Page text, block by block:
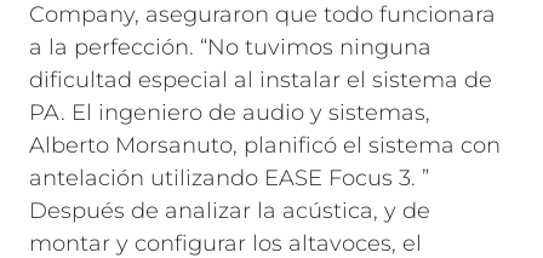
Company, aseguraron que todo funcionara
a la perfección. “No tuvimos ninguna
dificultad especial al instalar el sistema de
PA. El ingeniero de audio y sistemas,
Alberto Morsanuto, planificó el sistema con
antelación utilizando EASE Focus 3. ”
Después de analizar la acústica, y de
montar y configurar los altavoces, el